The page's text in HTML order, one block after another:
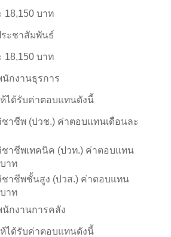
18,150 บาท
ะชาสัมพันธ์
18,150 บาท
นักงานธุรการ
ได้รับค่าตอบแทนดังนี้
าชีพ (ปวช.) ค่าตอบแทนเดือนละ
าชีพเทคนิค (ปวท.) ค่าตอบแทน
าท
าชีพชั้นสูง (ปวส.) ค่าตอบแทน
าท
นักงานการคลัง
ได้รับค่าตอบแทนดังนี้